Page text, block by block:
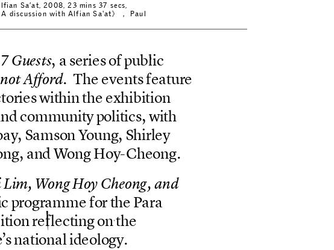
Sa’at, 2008, 23 mins 37 secs,
discussion with Alfian Sa'at》， Paul
7Guests, aseriesofpublic
notAfford. Theeventsfeature
torieswithintheexhibition
ndcommunitypolitics,with
ay, SamsonYoung, Shirley
ng, andWongHoy-Cheong.
Lim, WongHoyCheong, and
cprogrammeforthePara
itionreflectingonthe
’snationalideology.